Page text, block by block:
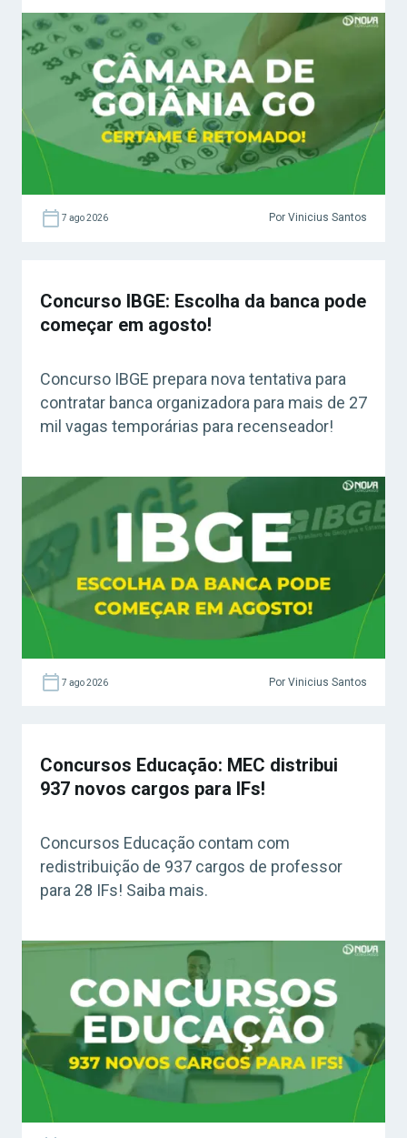
7 ago 2026 Por Vinicius Santos
Concurso IBGE: Escolha da banca pode
começar em agosto!
Concurso IBGE prepara nova tentativa para
contratar banca organizadora para mais de 27
mil vagas temporárias para recenseador!
7 ago 2026 Por Vinicius Santos
Concursos Educação: MEC distribui
937 novos cargos para IFs!
Concursos Educação contam com
redistribuição de 937 cargos de professor
para 28 IFs! Saiba mais.